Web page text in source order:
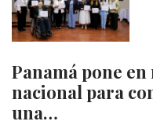
Panamá pone
nacional para
una…